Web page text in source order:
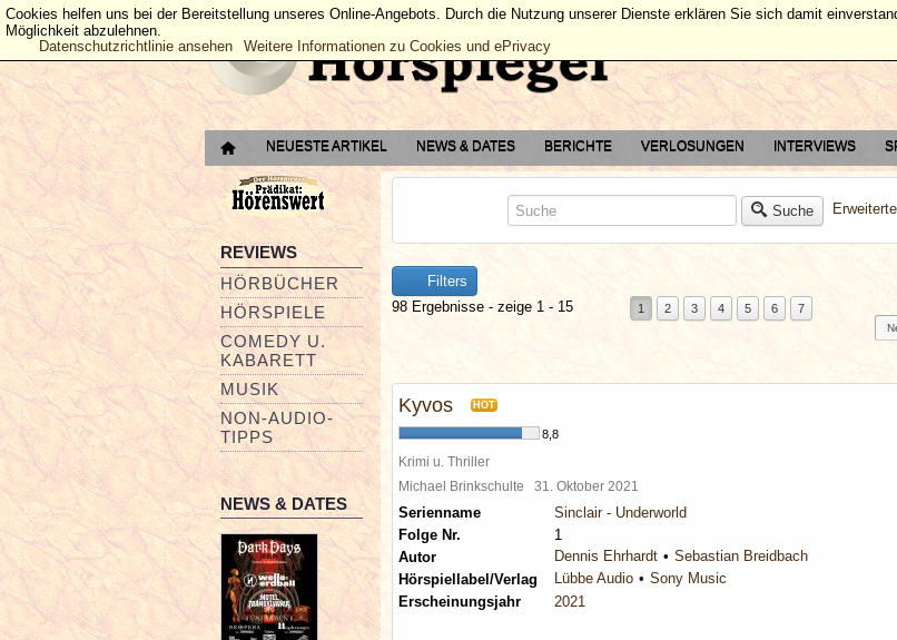
NEUESTE ARTIKEL NEWS & DATES BERICHTE VERLOSUNGEN INTERVIEWS
REVIEWS
HÖRBÜCHER
HÖRSPIELE
COMEDY U.
KABARETT
MUSIK
NON-AUDIO-
TIPPS
NEWS & DATES
Suche
Filters
98 Ergebnisse - zeige 1 - 15
1 2 3 4 5 6 7
Kyvos HOT
8,8
Krimi u. Thriller
Michael Brinkschulte 31. Oktober 2021
Serienname
Sinclair - Underworld
Folge Nr.
1
Autor
Dennis Ehrhardt
Sebastian Breidbach
Hörspiellabel/Verlag
Lübbe Audio
Sony Music
Erscheinungsjahr
2021
Cookies helfen uns bei der Bereitstellung unseres Online-Angebots. Durch die Nutzung unserer Dienste erklären Sie sich damit
Möglichkeit abzulehnen.
Datenschutzrichtlinie ansehen
Weitere Informationen zu Cookies und ePrivacy